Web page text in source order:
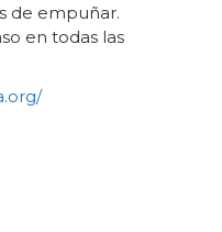
de empuñar.
en todas las